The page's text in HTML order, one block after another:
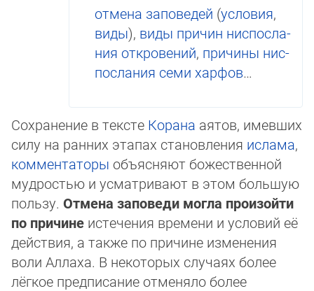
отмена заповедей (ус­ло­вия,
виды), ви­ды при­чин нис­пос­ла­
ния откровений, при­чи­ны нис­
пос­ла­ния семи харфов…
Сохранение в тексте Корана аятов, имевших
силу на ранних этапах становления ис­ла­ма,
комментаторы объясняют божественной
муд­рос­тью и усматривают в этом боль­шую
пользу. Отмена за­по­веди могла произойти
по причине истечения времени и ус­ло­вий её
действия, а также по причине изменения
воли Аллаха. В некоторых случа­ях бо­лее
лёг­кое предписание отменяло более